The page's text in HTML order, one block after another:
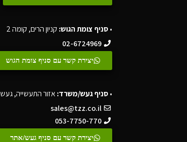
•סניף צומת הגוש: קניון הרים, קומה 2
02-6724969
יצירת קשר עם סניף צומת הגוש
•סניף געש/משרד:אזור התעשייה, געש
sales@tzz.co.il
053-7750-770
יצירת קשר עם סניף געש/אתר